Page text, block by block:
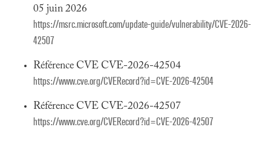
05 juin 2026
https://msrc.microsoft.com/update-guide/vulnerability/CVE-2026-
42507
Référence CVE CVE-2026-42504
https://www.cve.org/CVERecord?id=CVE-2026-42504
Référence CVE CVE-2026-42507
https://www.cve.org/CVERecord?id=CVE-2026-42507